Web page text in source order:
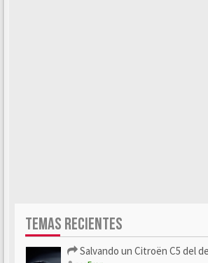
TEMAS RECIENTES
Salvando un Citroën C5 del desguace: